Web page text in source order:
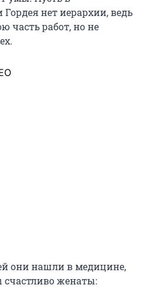
нет иерархии, ведь
часть работ, но не
они нашли в медицине,
женаты: